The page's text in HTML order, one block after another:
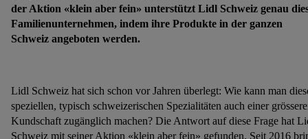
der Aktion «klein aber fein» unterstützt Lidl Schweiz genau
Familienunternehmen, indem ihre Produkte in der ganzen
Schweiz angeboten werden.
Lidl Schweiz hat sich schon vor Jahren überlegt: Wie kann man
speziellen, typisch schweizerischen Spezialitäten auch einer
Kundschaft zugänglich machen? Die Antwort auf diese Frage hat
Schweiz mit seiner Aktion «klein aber fein» gefunden. Seit 2016